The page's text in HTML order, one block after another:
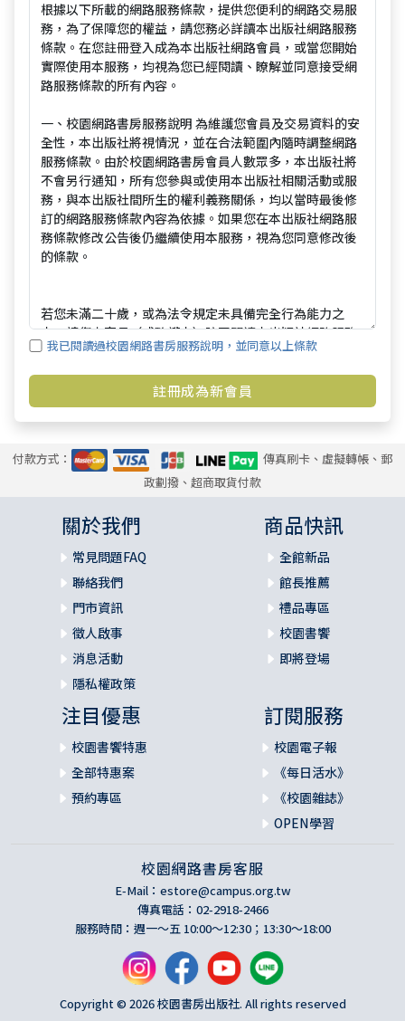
我已閱讀過校園網路書房服務說明，並同意以上條款
付款方式：
傳真刷卡、虛擬轉帳、郵
政劃撥、超商取貨付款
關於我們
常見問題FAQ
聯絡我們
門市資訊
徵人啟事
消息活動
隱私權政策
商品快訊
全館新品
館長推薦
禮品專區
校園書饗
即將登場
注目優惠
校園書饗特惠
全部特惠案
預約專區
訂閱服務
校園電子報
《每日活水》
《校園雜誌》
OPEN學習
校園網路書房客服
E-Mail： estore@campus.org.tw
傳真電話：02-2918-2466
服務時間：週一～五 10:00～12:30；13:30～18:00
Copyright © 2026 校園書房出版社. All rights reserved